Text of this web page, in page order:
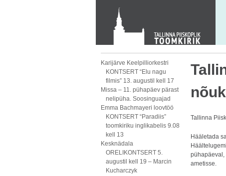
KONTAKT
Toom-Kooli 6, 10130 TALLINN
tallinna.toom@eelk.ee
Karijärve Keelpilliorkestri
KONTSERT “Elu nagu
filmis” 13. augustil kell 17
Missa – 11. pühapäev pärast
nelipüha. Soosinguajad
Emma Bachmayeri loovtöö
KONTSERT “Paradiis”
toomkiriku inglikabelis 9.08
kell 13
Kesknädala
ORELIKONTSERT 5.
augustil kell 19 – Marcin
Kucharczyk
Tallinna
Hääletada
pühapäeval,
ametisse.